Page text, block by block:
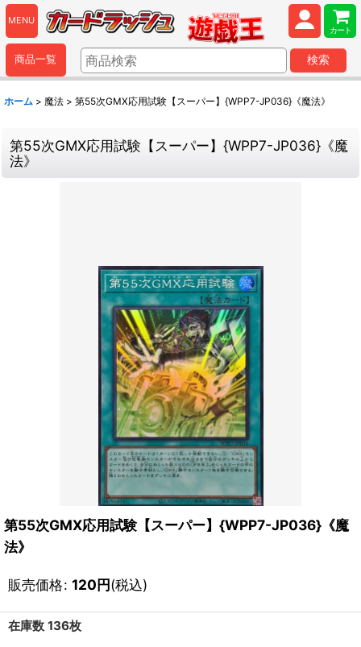
MENU
カート
商品一覧 検索
ホーム > 魔法 > 第55次GMX応用試験【スーパー】{WPP7-JP036}《魔法》
第55次GMX応用試験【スーパー】{WPP7-JP036}《魔
法》
第55次GMX応用試験【スーパー】{WPP7-JP036}《魔
法》
販売価格: 120円(税込)
在庫数 136枚